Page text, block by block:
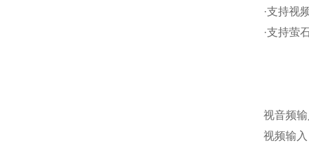
·支持视
·支持萤
视音频
视频输